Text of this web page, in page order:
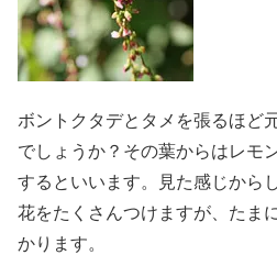
ボントクタデとタメを張るほど
でしょうか？その葉からはレモ
するといいます。見た感じから
花をたくさんつけますが、たま
かります。